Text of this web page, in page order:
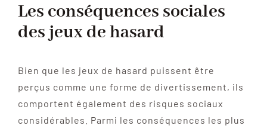
Les conséquences sociales
des jeux de hasard
Bien que les jeux de hasard puissent être
perçus comme une forme de divertissement, ils
comportent également des risques sociaux
considérables. Parmi les conséquences les plus